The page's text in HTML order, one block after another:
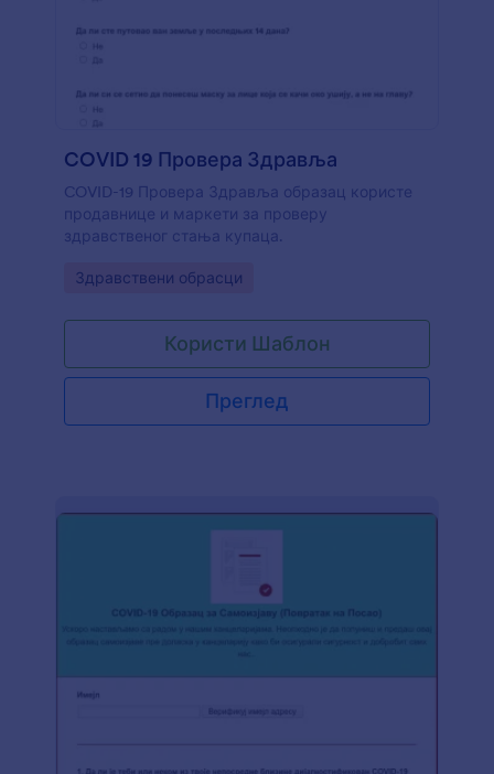
COVID 19 Провера Здравља
COVID-19 Провера Здравља образац користе
продавнице и маркети за проверу
здравственог стања купаца.
Go to Category:
Здравствени обрасци
Користи Шаблон
Преглед